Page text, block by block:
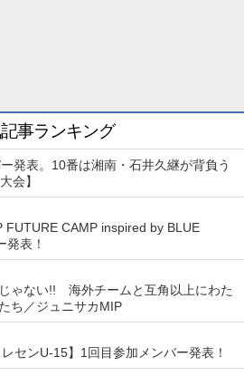
記事ランキング
発表。10番は湘南・石井久継が背負う
会】
FUTURE CAMP inspired by BLUE
発表！
ゃない!! 海外チームと互角以上にわた
ち／ジュニサカMIP
センU-15】1回目参加メンバー発表！